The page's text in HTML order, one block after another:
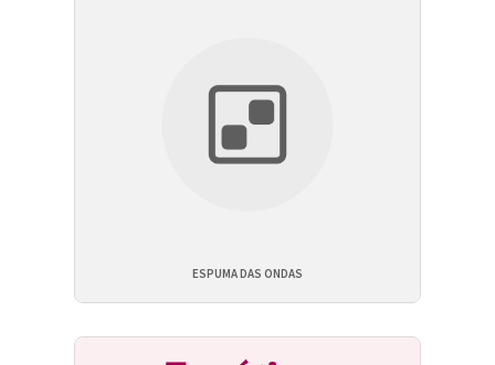
ESPUMA DAS ONDAS